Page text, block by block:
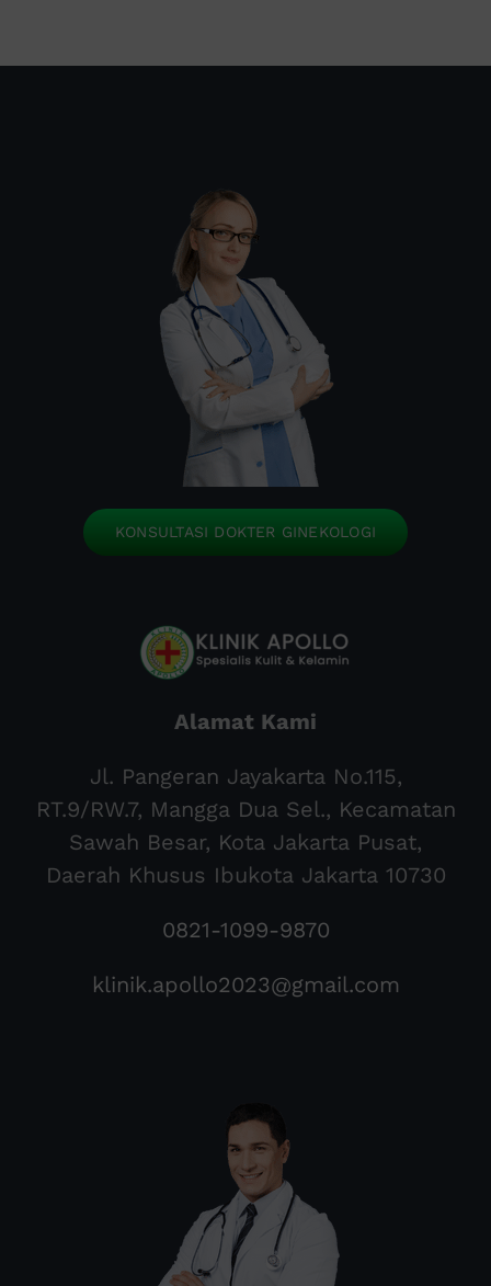
KONSULTASI DOKTER GINEKOLOGI
Alamat Kami
Jl. Pangeran Jayakarta No.115,
RT.9/RW.7, Mangga Dua Sel., Kecamatan
Sawah Besar, Kota Jakarta Pusat,
Daerah Khusus Ibukota Jakarta 10730
0821-1099-9870
klinik.apollo2023@gmail.com